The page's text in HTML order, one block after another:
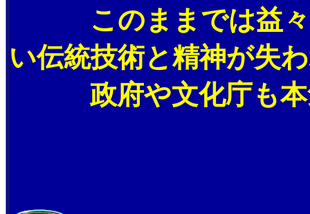
このままでは益々本
い伝統技術と精神が失
政府や文化庁も本気